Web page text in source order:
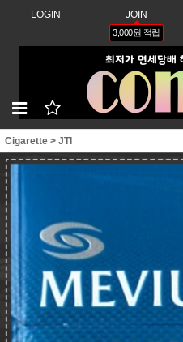
LOGIN JOIN
3,000원 적립
Cigarette > JTI